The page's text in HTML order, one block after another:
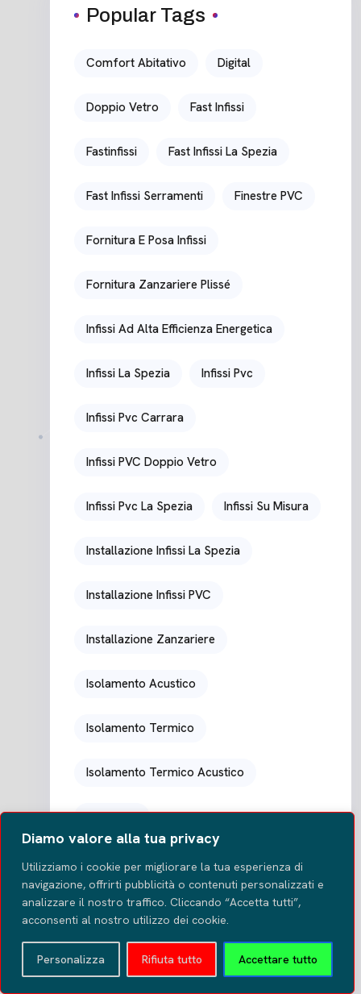
Diamo valore alla tua privacy
Utilizziamo i cookie per migliorare la tua esperienza di
navigazione, offrirti pubblicità o contenuti personalizzati e
analizzare il nostro traffico. Cliccando “Accetta tutti”,
acconsenti al nostro utilizzo dei cookie.
Personalizza Rifiuta tutto Accettare tutto
Popular Tags
Comfort Abitativo Digital
Doppio Vetro Fast Infissi
Fastinfissi Fast Infissi La Spezia
Fast Infissi Serramenti Finestre PVC
Fornitura E Posa Infissi
Fornitura Zanzariere Plissé
Infissi Ad Alta Efficienza Energetica
Infissi La Spezia Infissi Pvc
Infissi Pvc Carrara
Infissi PVC Doppio Vetro
Infissi Pvc La Spezia Infissi Su Misura
Installazione Infissi La Spezia
Installazione Infissi PVC
Installazione Zanzariere
Isolamento Acustico
Isolamento Termico
Isolamento Termico Acustico
La Spezia
Messa In Opera Zanzariere
Montaggio Infissi In PVC Doppio Vetro